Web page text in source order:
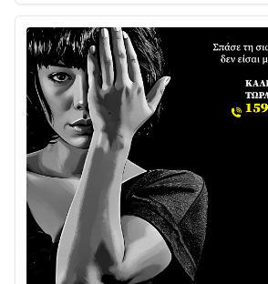
31/07 • 08:16
Δωρίδα για Όλους: «Καμία
στην ΕΥΔΑΠ»
28/07 • 21:46
Διαβάστε την «Ναυπακτία» που
24/07 • 11:31
ΕΚΤΑΚΤΟ – ΝΑΥΠΑΚΤΙΑ:
ΠΥΡΟΣΒΕΣΤΙΚΗ ΓΙΑ ΦΩΤΙΑ ΣΤΟΝ
ΓΡΑΝΙΤΣΑ
24/07 • 11:03
ΤΟ ΠΑΡΤΥ ΣΥΝΕΧΙΖΕΤΑΙ…